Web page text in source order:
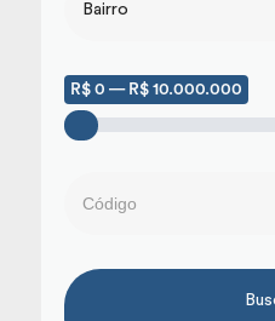
Bairro
R$ 0 — R$ 10.000.000